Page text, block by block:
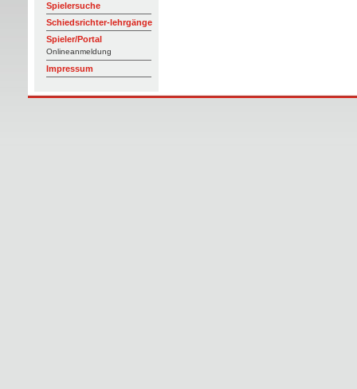
Spielersuche
Schiedsrichter-lehrgänge
Spieler/Portal
Onlineanmeldung
Impressum